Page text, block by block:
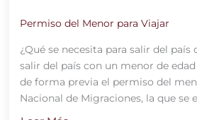
Permiso del Menor para Viajar
¿Qué se necesita para salir del país
salir del país con un menor de
de forma previa el permiso del
Nacional de Migraciones, la que se